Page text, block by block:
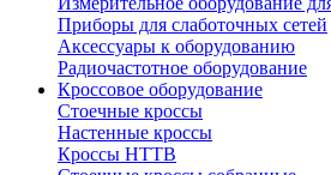
Приборы для слаботочных сетей
Аксессуары к оборудованию
Радиочастотное оборудование
Кроссовое оборудование
Стоечные кроссы
Настенные кроссы
Кроссы HTTB